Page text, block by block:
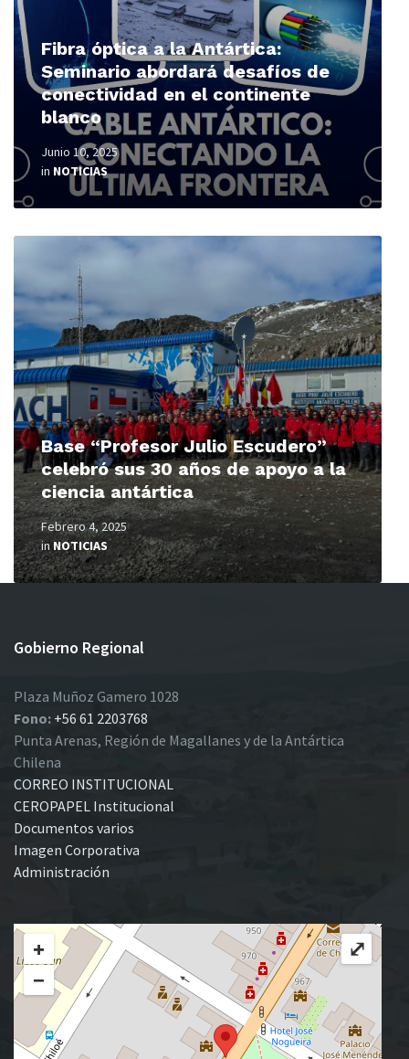
Fibra óptica a la Antártica:
Seminario abordará desafíos de
conectividad en el continente
blanco
Junio 10, 2025
in NOTICIAS
Base “Profesor Julio Escudero”
celebró sus 30 años de apoyo a la
ciencia antártica
Febrero 4, 2025
inNOTICIAS
Read
Gobierno Regional
Plaza Muñoz Gamero 1028
Fono: +56 61 2203768
Punta Arenas, Región de Magallanes y de la Antártica
Chilena
CORREO INSTITUCIONAL
CEROPAPEL Institucional
Documentos varios
Imagen Corporativa
Administración
+
−
⤢